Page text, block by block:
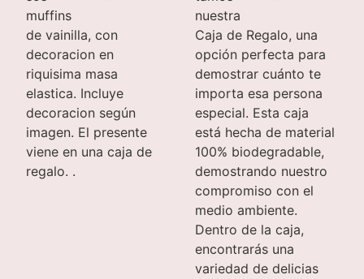
muffins
de vainilla, con
decoracion en
riquisima masa
elastica. Incluye
decoracion según
imagen. El presente
viene en una caja de
regalo. .
nuestra
Caja de Regalo, una
opción perfecta para
demostrar cuánto te
importa esa persona
especial. Esta caja
está hecha de material
100% biodegradable,
demostrando nuestro
compromiso con el
medio ambiente.
Dentro de la caja,
encontrarás una
variedad de delicias